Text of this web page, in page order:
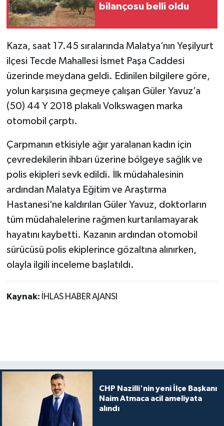
bilançosu belli oldu
Kaza, saat 17.45 sıralarında Malatya’nın Yeşilyurt
ilçesi Tecde Mahallesi İsmet Paşa Caddesi
üzerinde meydana geldi. Edinilen bilgilere göre,
yolun karşısına geçmeye çalışan Güler Yavuz’a
(50) 44 Y 2018 plakalı Volkswagen marka
otomobil çarptı.
Çarpmanın etkisiyle ağır yaralanan kadın için
çevredekilerin ihbarı üzerine bölgeye sağlık ve
polis ekipleri sevk edildi. İlk müdahalesinin
ardından Malatya Eğitim ve Araştırma
Hastanesi’ne kaldırılan Güler Yavuz, doktorların
tüm müdahalelerine rağmen kurtarılamayarak
hayatını kaybetti. Kazanın ardından otomobil
sürücüsü polis ekiplerince gözaltına alınırken,
olayla ilgili inceleme başlatıldı.
Kaynak: İHLAS HABER AJANSI
CHP Nazilli'nin yeni İlçe Başkanı
Naim Atmaca acil ameliyata
alındı